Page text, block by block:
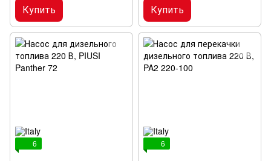
Купить Купить
6 6